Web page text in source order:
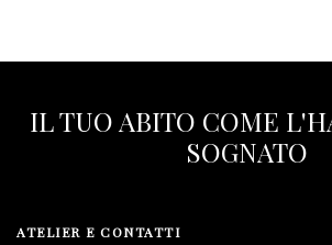
IL TUO ABITO COME
SOGNATO
ATELIER E CONTATTI